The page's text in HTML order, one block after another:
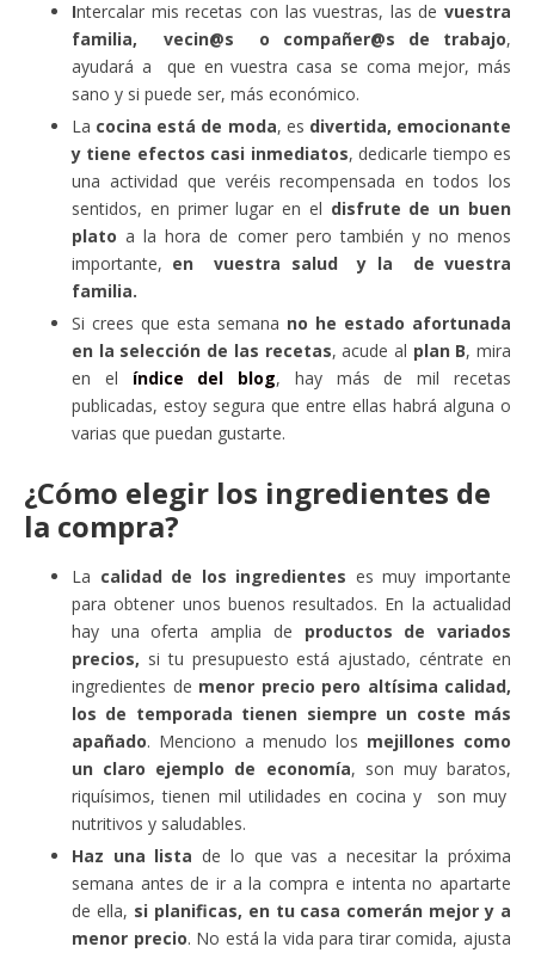
Intercalar mis recetas con las vuestras, las de vuestra
familia, vecin@s o compañer@s de trabajo,
ayudará a que en vuestra casa se coma mejor, más
sano y si puede ser, más económico.
La cocina está de moda, es divertida, emocionante
y tiene efectos casi inmediatos, dedicarle tiempo es
una actividad que veréis recompensada en todos los
sentidos, en primer lugar en el disfrute de un buen
plato a la hora de comer pero también y no menos
importante, en vuestra salud y la de vuestra
familia.
Si crees que esta semana no he estado afortunada
en la selección de las recetas, acude al plan B, mira
en el índice del blog, hay más de mil recetas
publicadas, estoy segura que entre ellas habrá alguna o
varias que puedan gustarte.
¿Cómo elegir los ingredientes de
la compra?
La calidad de los ingredientes es muy importante
para obtener unos buenos resultados. En la actualidad
hay una oferta amplia de productos de variados
precios, si tu presupuesto está ajustado, céntrate en
ingredientes de menor precio pero altísima calidad,
los de temporada tienen siempre un coste más
apañado. Menciono a menudo los mejillones como
un claro ejemplo de economía, son muy baratos,
riquísimos, tienen mil utilidades en cocina y son muy
nutritivos y saludables.
Haz una lista de lo que vas a necesitar la próxima
semana antes de ir a la compra e intenta no apartarte
de ella, si planificas, en tu casa comerán mejor y a
menor precio. No está la vida para tirar comida, ajusta